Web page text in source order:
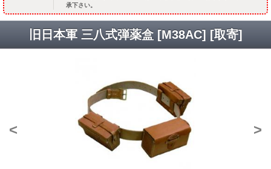
承下さい。
旧日本軍 三八式弾薬盒 [M38AC] [取寄]
< >